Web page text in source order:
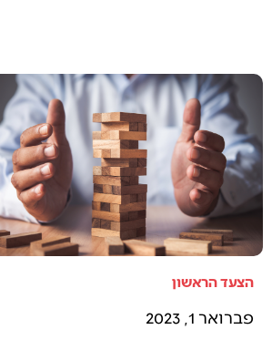
הצעד הראשון
פברואר 1, 2023